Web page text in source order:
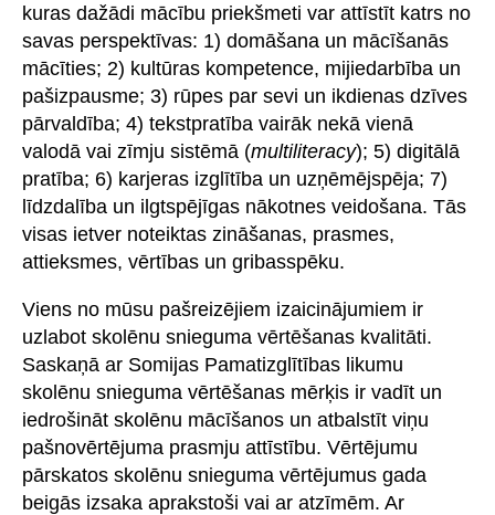
kuras dažādi mācību priekšmeti var attīstīt katrs no
savas perspektīvas: 1) domāšana un mācīšanās
mācīties; 2) kultūras kompetence, mijiedarbība un
pašizpausme; 3) rūpes par sevi un ikdienas dzīves
pārvaldība; 4) tekstpratība vairāk nekā vienā
valodā vai zīmju sistēmā (multiliteracy); 5) digitālā
pratība; 6) karjeras izglītība un uzņēmējspēja; 7)
līdzdalība un ilgtspējīgas nākotnes veidošana. Tās
visas ietver noteiktas zināšanas, prasmes,
attieksmes, vērtības un gribasspēku.
Viens no mūsu pašreizējiem izaicinājumiem ir
uzlabot skolēnu snieguma vērtēšanas kvalitāti.
Saskaņā ar Somijas Pamatizglītības likumu
skolēnu snieguma vērtēšanas mērķis ir vadīt un
iedrošināt skolēnu mācīšanos un atbalstīt viņu
pašnovērtējuma prasmju attīstību. Vērtējumu
pārskatos skolēnu snieguma vērtējumus gada
beigās izsaka aprakstoši vai ar atzīmēm. Ar